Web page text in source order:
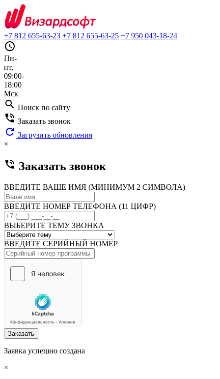
+7 812 655-63-23 +7 812 655-63-25 +7 950 043-18-24
query_builder
Пн-
пт,
09:00-
18:00
Мск
search Поиск по сайту
phone_in_talk Заказать звонок
refresh Загрузить обновления
×
phone_in_talk Заказать звонок
ВВЕДИТЕ ВАШЕ ИМЯ (МИНИМУМ 2 СИМВОЛА)
ВВЕДИТЕ НОМЕР ТЕЛЕФОНА (11 ЦИФР)
ВЫБЕРИТЕ ТЕМУ ЗВОНКА
ВВЕДИТЕ СЕРИЙНЫЙ НОМЕР
Заказать
Заявка успешно создана
×